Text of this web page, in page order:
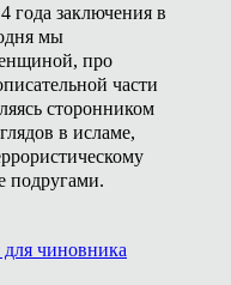
года заключения в
мы
про
части
сторонником
в исламе,
подругами.
чиновника